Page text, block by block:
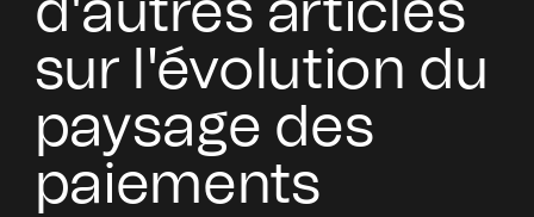
d'autres articles
sur l'évolution du
paysage des
paiements